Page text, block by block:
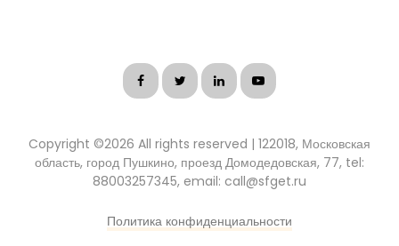
Copyright ©2026 All rights reserved | 122018, Московская
область, город Пушкино, проезд Домодедовская, 77, tel:
88003257345, email: call@sfget.ru
Политика конфиденциальности